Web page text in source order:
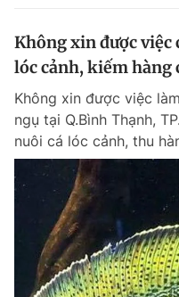
Hotline
0906 645 777
Đặt báo Quảng cáo
Tổng biên tập: Nguyễn Ngọc
Phó tổng biên tập thường
Phó tổng biên tập: Lâm Hiếu
Phó tổng biên tập: Trần Việt
Tổng thư ký tòa soạn: Đức
Giấy phép xuất bản số 110/
© 2003-2026 Bản quyền
dưới mọi hình thức nếu
Phát triển bởi ePi
Không xin được việc
lóc cảnh, kiếm
Không xin được việc
ngụ tại Q.Bình Thạnh,
nuôi cá lóc cảnh, thu